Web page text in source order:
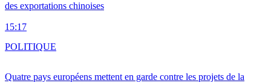
des exportations chinoises
15:17
Quatre pays européens mettent en garde contre les projets de la
POLITIQUE